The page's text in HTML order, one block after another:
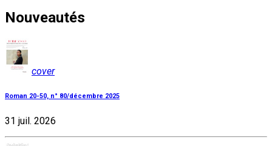
Nouveautés
cover
Roman 20-50, n° 80/décembre 2025
31 juil. 2026